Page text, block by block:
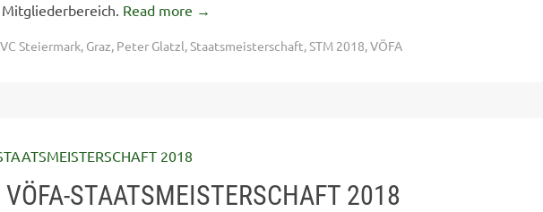
Read more →
Steiermark, Graz, Peter Glatzl,Staatsmeisterschaft,STM 2018,VÖFA
STAATSMEISTERSCHAFT 2018